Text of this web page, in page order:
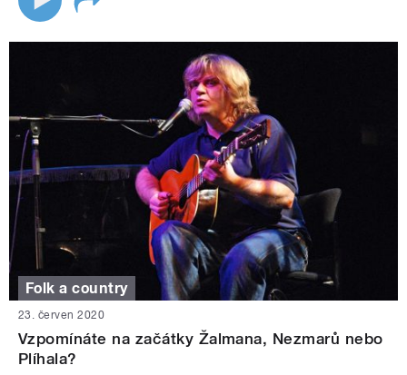
Folk a country
23. červen 2020
Vzpomínáte na začátky Žalmana, Nezmarů nebo
Plíhala?